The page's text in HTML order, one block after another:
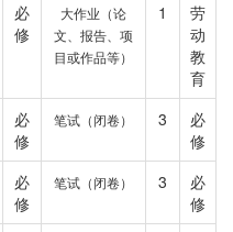
必
修
大作业（论
文、报告、项
目或作品等）
1
劳
动
教
育
必
修
笔试（闭卷） 3
必
修
必
修
笔试（闭卷） 3
必
修